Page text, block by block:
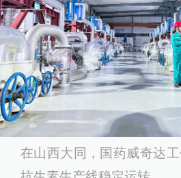
在山西大同，国药威奇达